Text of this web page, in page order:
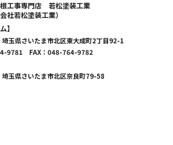
工事専門店 若松塗装工業
社若松塗装工業）
】
玉県さいたま市北区東大成町2丁目92-1
9781 FAX：048-764-9782
玉県さいたま市北区奈良町79-58